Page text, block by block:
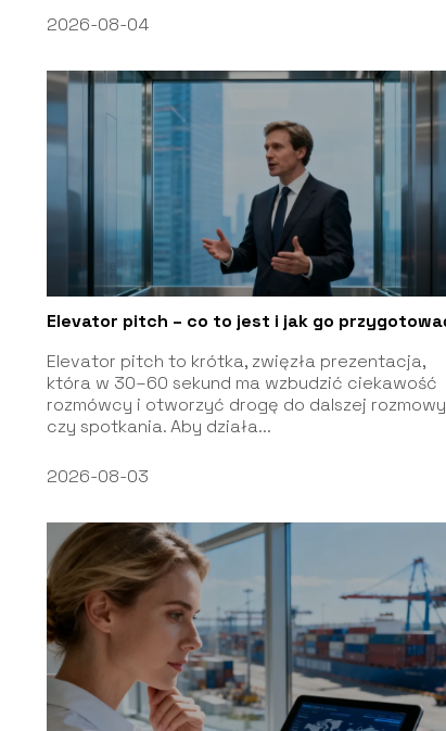
2026-08-04
Elevator pitch – co to jest i jak go
Elevator pitch to krótka, zwięzła prezentacja,
która w 30–60 sekund ma wzbudzić ciekawość
rozmówcy i otworzyć drogę do dalszej rozmowy
czy spotkania. Aby działa...
2026-08-03